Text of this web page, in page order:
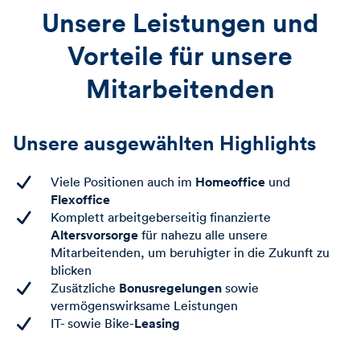
Unsere Leistungen und
Vorteile für unsere
Mitarbeitenden
Unsere ausgewählten Highlights
Viele Positionen auch im Homeoffice und
Flexoffice
Komplett arbeitgeberseitig finanzierte
Altersvorsorge für nahezu alle unsere
Mitarbeitenden, um beruhigter in die Zukunft zu
blicken
Zusätzliche Bonusregelungen sowie
vermögenswirksame Leistungen
IT- sowie Bike-Leasing